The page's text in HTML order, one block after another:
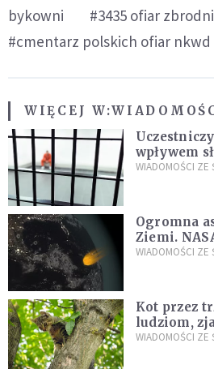
bykowni
#3435 ofiar
#cmentarz polskich ofiar nkwd
WIĘCEJ W:
wpływem
zdanie
WIADOMOŚCI ZE
Ogromna
Ziemi.
zagrożenia
WIADOMOŚCI ZE
Kot przez
ludziom,
kaczki. W
WIADOMOŚCI ZE